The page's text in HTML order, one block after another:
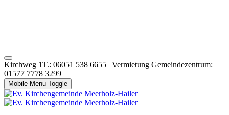
Kirchweg 1T.: 06051 538 6655 | Vermietung Gemeindezentrum:
01577 7778 3299
Mobile Menu Toggle